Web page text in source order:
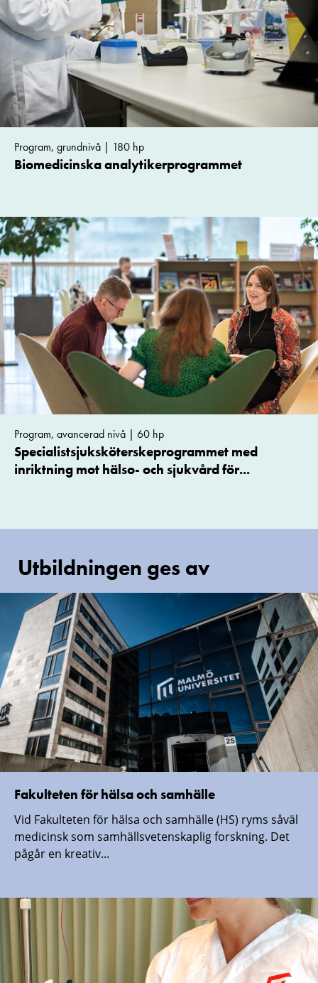
Program, grundnivå | 180 hp
Biomedicinska analytikerprogrammet
Program, avancerad nivå | 60 hp
Specialistsjuksköterskeprogrammet med
inriktning mot hälso- och sjukvård för...
Utbildningen ges av
Fakulteten för hälsa och samhälle
Vid Fakulteten för hälsa och samhälle (HS) ryms såväl
medicinsk som samhällsvetenskaplig forskning. Det
pågår en kreativ...